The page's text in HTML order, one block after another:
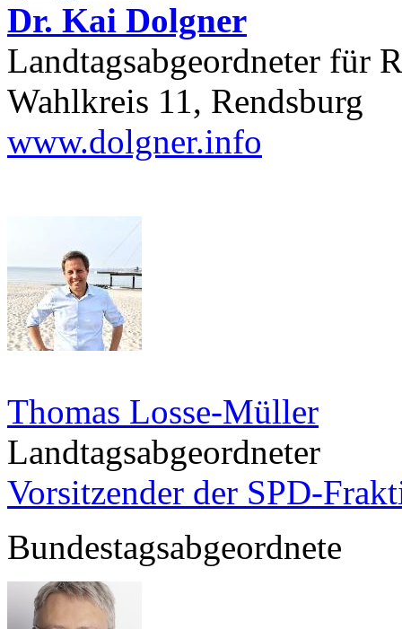
Dr. Kai Dolgner
Landtagsabgeordneter für
Wahlkreis 11, Rendsburg
www.dolgner.info
Thomas Losse-Müller
Landtagsabgeordneter
Vorsitzender der SPD-
Bundestagsabgeordnete